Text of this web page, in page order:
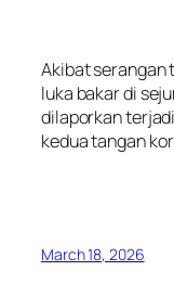
Akibat serangan
luka bakar di
dilaporkan
kedua tangan
March 18, 2026